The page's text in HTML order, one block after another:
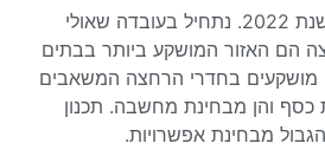
חידושים בחדרי רחצה לשנת 2022. נתחיל בעובדה שאולי
הם האזור המושקע ביותר בבתים
מושקעים בחדרי הרחצה המשאבים
כסף והן מבחינת מחשבה. תכנון
מבחינת אפשרויות.